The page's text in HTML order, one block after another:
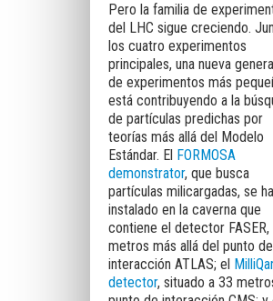
Pero la familia de
del LHC sigue creciendo.
los cuatro experimentos
principales, una nueva
de experimentos más
está contribuyendo a la
de partículas predichas por
teorías más allá del Modelo
Estándar. El FORMOSA
demonstrator, que busca
partículas milicargadas, se ha
instalado en la caverna que
contiene el detector FASER,
metros más allá del punto de
interacción ATLAS; el
detector, situado a 33